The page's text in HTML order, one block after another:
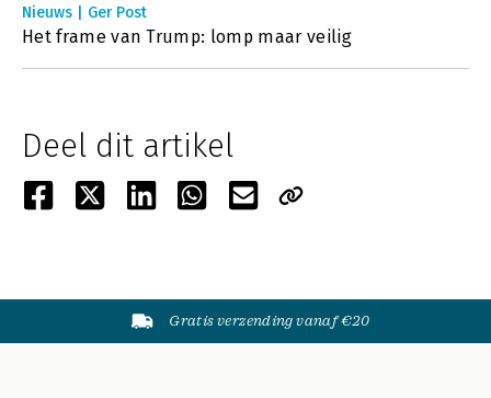
Nieuws | Ger Post
Het frame van Trump: lomp maar veilig
Deel dit artikel
Gratis verzending vanaf €20